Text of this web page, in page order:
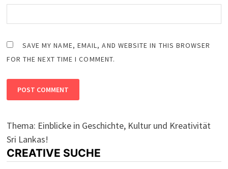
SAVE MY NAME, EMAIL, AND WEBSITE IN THIS BROWSER
FOR THE NEXT TIME I COMMENT.
Thema: Einblicke in Geschichte, Kultur und Kreativität
Sri Lankas!
CREATIVE SUCHE